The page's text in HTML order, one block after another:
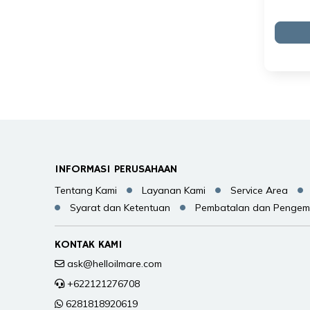
INFORMASI PERUSAHAAN
Tentang Kami Layanan Kami
Service Area
Syarat dan Ketentuan
Pembatalan dan
KONTAK KAMI
ask@helloilmare.com
+622121276708
6281818920619